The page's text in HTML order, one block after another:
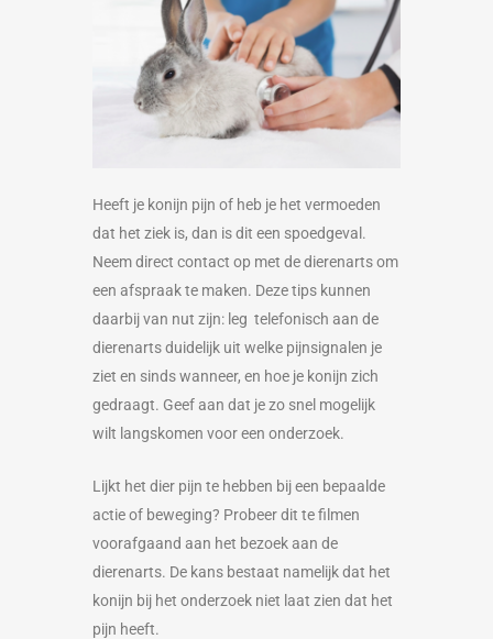
Heeft je konijn pijn of heb je het vermoeden
dat het ziek is, dan is dit een spoedgeval.
Neem direct contact op met de dierenarts om
een afspraak te maken. Deze tips kunnen
daarbij van nut zijn: leg telefonisch aan de
dierenarts duidelijk uit welke pijnsignalen je
ziet en sinds wanneer, en hoe je konijn zich
gedraagt. Geef aan dat je zo snel mogelijk
wilt langskomen voor een onderzoek.
Lijkt het dier pijn te hebben bij een bepaalde
actie of beweging? Probeer dit te filmen
voorafgaand aan het bezoek aan de
dierenarts. De kans bestaat namelijk dat het
konijn bij het onderzoek niet laat zien dat het
pijn heeft.